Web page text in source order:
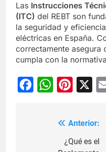
Las Instrucciones
(ITC) del REBT son
la seguridad y
eléctricas en España.
correctamente asegura
cumpla con la
Facebook
X
Navegación
Anterior:
¿Qué es el